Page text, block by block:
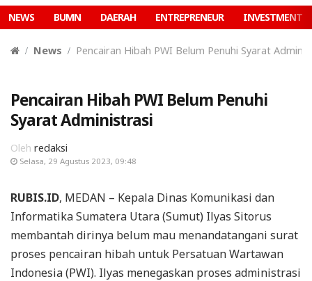
NEWS BUMN DAERAH ENTREPRENEUR INVESTMENT
News Pencairan Hibah PWI Belum Penuhi Syarat
Pencairan Hibah PWI Belum Penuhi
Syarat Administrasi
Oleh redaksi
Selasa, 29 Agustus 2023, 09:48
RUBIS.ID, MEDAN – Kepala Dinas Komunikasi dan
Informatika Sumatera Utara (Sumut) Ilyas Sitorus
membantah dirinya belum mau menandatangani surat
proses pencairan hibah untuk Persatuan Wartawan
Indonesia (PWI). Ilyas menegaskan proses administrasi